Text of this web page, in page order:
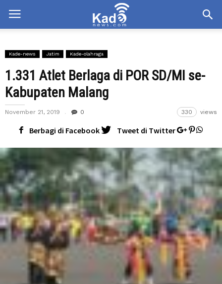
Kade-news Jatim Kade-olahraga
1.331 Atlet Berlaga di POR SD/MI se-
Kabupaten Malang
November 21, 2019 0 330 views
Berbagi di Facebook Tweet di Twitter